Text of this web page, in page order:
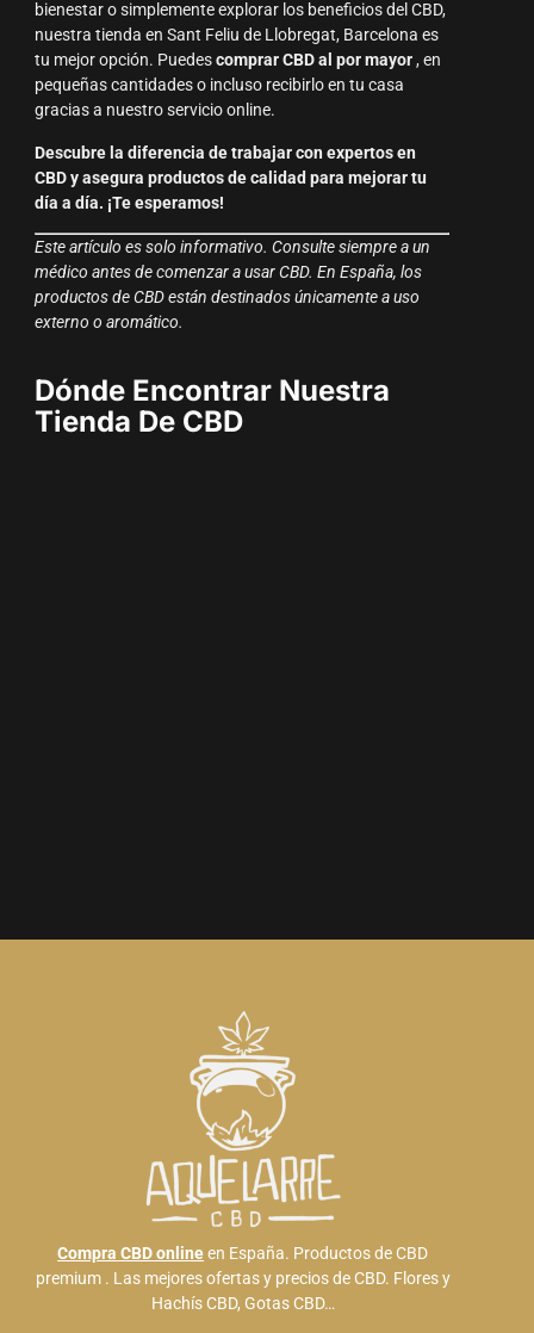
bienestar o simplemente explorar los beneficios del CBD,
nuestra tienda en Sant Feliu de Llobregat, Barcelona es
tu mejor opción. Puedescomprar CBD al por mayor, en
pequeñas cantidades o incluso recibirlo en tu casa
gracias a nuestro servicio online.
Descubre la diferencia de trabajar con expertos en
CBD y asegura productos de calidad para mejorar tu
día a día. ¡Te esperamos!
Este artículo es solo informativo. Consulte siempre a un
médico antes de comenzar a usar CBD. En España, los
productos de CBD están destinados únicamente a uso
externo o aromático.
Dónde Encontrar Nuestra
Tienda De CBD
Compra CBD onlineen España. Productos de CBD
premium . Las mejores ofertas y precios de CBD. Flores y
Hachís CBD, Gotas CBD…